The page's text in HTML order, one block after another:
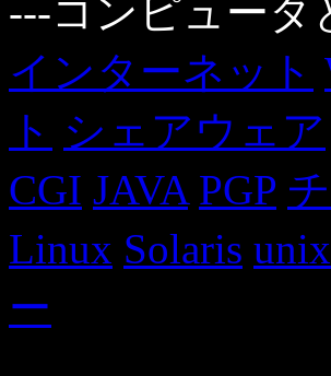
---コンピュータ
インターネット
ト シェアウェア
CGI JAVA PGP
Linux Solaris unix
ー